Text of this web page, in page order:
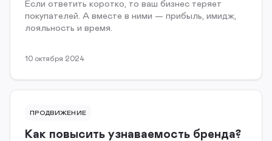
Если ответить коротко, то ваш бизнес теряет
покупателей. А вместе в ними — прибыль, имидж,
лояльность и время.
10 октября 2024
ПРОДВИЖЕНИЕ
Как повысить узнаваемость бренда?